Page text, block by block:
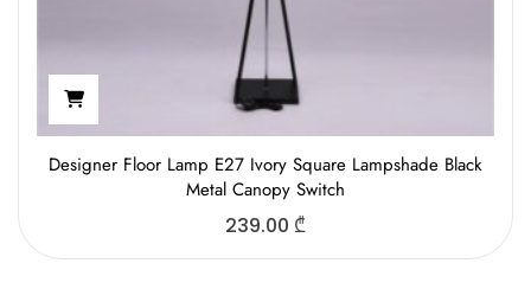
Designer Floor Lamp E27 Ivory Square Lampshade Black
Metal Canopy Switch
239.00 ₾